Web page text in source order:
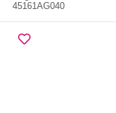
45161AG040